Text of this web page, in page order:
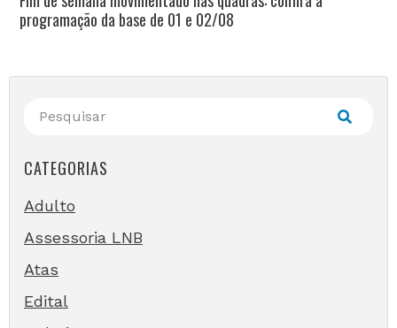
programação da base de 01 e 02/08
CATEGORIAS
Adulto
Assessoria LNB
Atas
Edital